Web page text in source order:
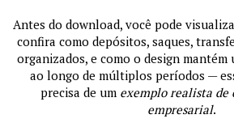
Antes do download, você pode
confira como depósitos, saques,
organizados, e como o design mantém
ao longo de múltiplos períodos —
precisa de um exemplo realista
empresarial.